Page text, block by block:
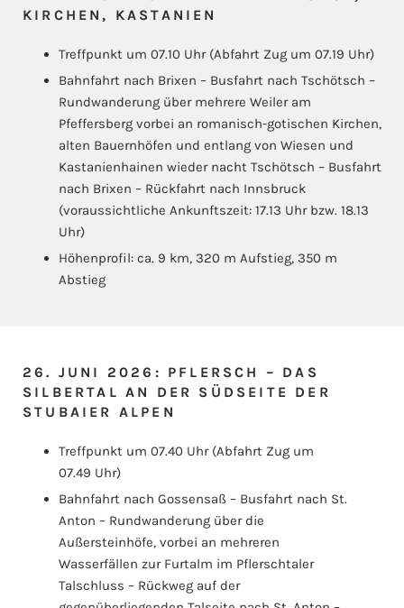
KIRCHEN, KASTANIEN
Treffpunkt um 07.10 Uhr (Abfahrt Zug um 07.19 Uhr)
Bahnfahrt nach Brixen – Busfahrt nach Tschötsch –
Rundwanderung über mehrere Weiler am
Pfeffersberg vorbei an romanisch-gotischen Kirchen,
alten Bauernhöfen und entlang von Wiesen und
Kastanienhainen wieder nacht Tschötsch – Busfahrt
nach Brixen – Rückfahrt nach Innsbruck
(voraussichtliche Ankunftszeit: 17.13 Uhr bzw. 18.13
Uhr)
Höhenprofil: ca. 9 km, 320 m Aufstieg, 350 m
Abstieg
26. JUNI 2026: PFLERSCH – DAS
SILBERTAL AN DER SÜDSEITE DER
STUBAIER ALPEN
Treffpunkt um 07.40 Uhr (Abfahrt Zug um
07.49 Uhr)
Bahnfahrt nach Gossensaß – Busfahrt nach St.
Anton – Rundwanderung über die
Außersteinhöfe, vorbei an mehreren
Wasserfällen zur Furtalm im Pflerschtaler
Talschluss – Rückweg auf der